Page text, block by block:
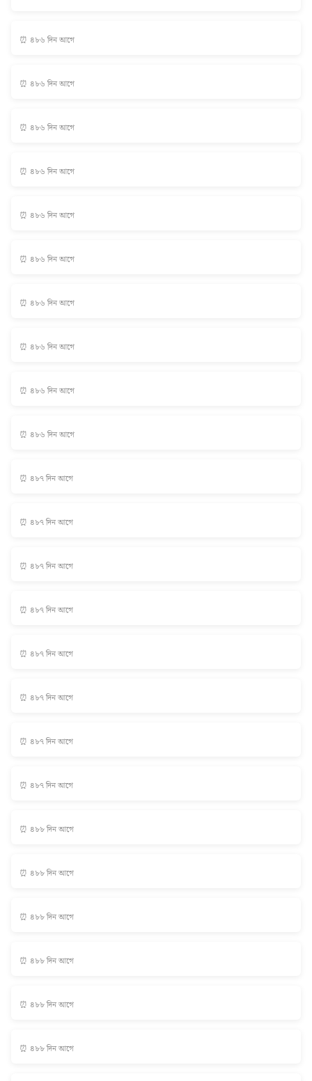
⏰ ৪৮৬ দিন আগে
⏰ ৪৮৬ দিন আগে
⏰ ৪৮৬ দিন আগে
⏰ ৪৮৬ দিন আগে
⏰ ৪৮৬ দিন আগে
⏰ ৪৮৬ দিন আগে
⏰ ৪৮৬ দিন আগে
⏰ ৪৮৬ দিন আগে
⏰ ৪৮৬ দিন আগে
⏰ ৪৮৬ দিন আগে
⏰ ৪৮৭ দিন আগে
⏰ ৪৮৭ দিন আগে
⏰ ৪৮৭ দিন আগে
⏰ ৪৮৭ দিন আগে
⏰ ৪৮৭ দিন আগে
⏰ ৪৮৭ দিন আগে
⏰ ৪৮৭ দিন আগে
⏰ ৪৮৭ দিন আগে
⏰ ৪৮৮ দিন আগে
⏰ ৪৮৮ দিন আগে
⏰ ৪৮৮ দিন আগে
⏰ ৪৮৮ দিন আগে
⏰ ৪৮৮ দিন আগে
⏰ ৪৮৮ দিন আগে